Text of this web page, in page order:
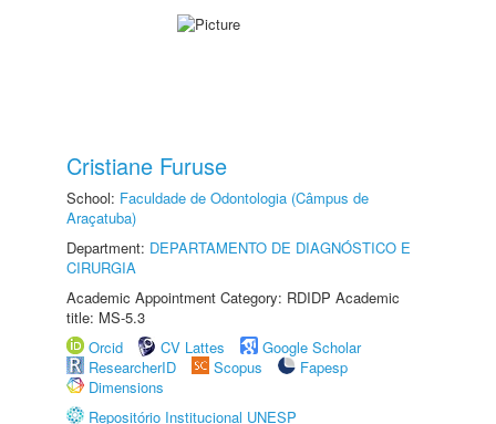
Cristiane Furuse
School: Faculdade de Odontologia (Câmpus de
Araçatuba)
Department: DEPARTAMENTO DE DIAGNÓSTICO E
CIRURGIA
Academic Appointment Category: RDIDP Academic
title: MS-5.3
Orcid
CV Lattes
Google Scholar
ResearcherID
Scopus
Fapesp
Dimensions
Repositório Institucional UNESP